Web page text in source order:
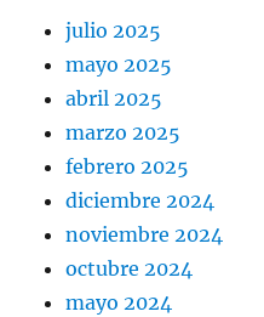
julio 2025
mayo 2025
abril 2025
marzo 2025
febrero 2025
diciembre 2024
noviembre 2024
octubre 2024
mayo 2024